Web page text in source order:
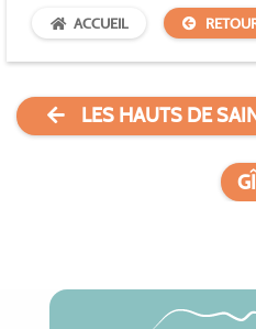
ACCUEIL
LES HAUTS DE